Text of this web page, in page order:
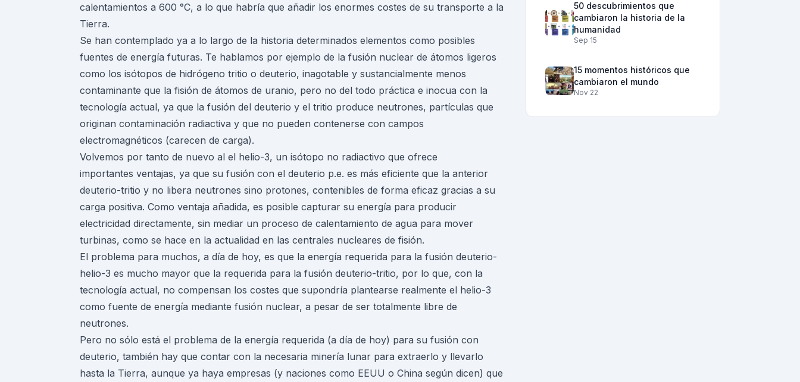
calentamientos a 600 °C, a lo que habría que añadir los enormes costes de su transporte a la
Tierra.
Se han contemplado ya a lo largo de la historia determinados elementos como posibles
fuentes de energía futuras. Te hablamos por ejemplo de la fusión nuclear de átomos ligeros
como los isótopos de hidrógeno tritio o deuterio, inagotable y sustancialmente menos
contaminante que la fisión de átomos de uranio, pero no del todo práctica e inocua con la
tecnología actual, ya que la fusión del deuterio y el tritio produce neutrones, partículas que
originan contaminación radiactiva y que no pueden contenerse con campos
electromagnéticos (carecen de carga).
Volvemos por tanto de nuevo al el helio-3, un isótopo no radiactivo que ofrece
importantes ventajas, ya que su fusión con el deuterio p.e. es más eficiente que la anterior
deuterio-tritio y no libera neutrones sino protones, contenibles de forma eficaz gracias a su
carga positiva. Como ventaja añadida, es posible capturar su energía para producir
electricidad directamente, sin mediar un proceso de calentamiento de agua para mover
turbinas, como se hace en la actualidad en las centrales nucleares de fisión.
El problema para muchos, a día de hoy, es que la energía requerida para la fusión deuterio-
helio-3 es mucho mayor que la requerida para la fusión deuterio-tritio, por lo que, con la
tecnología actual, no compensan los costes que supondría plantearse realmente el helio-3
como fuente de energía mediante fusión nuclear, a pesar de ser totalmente libre de
neutrones.
Pero no sólo está el problema de la energía requerida (a día de hoy) para su fusión con
deuterio, también hay que contar con la necesaria minería lunar para extraerlo y llevarlo
hasta la Tierra, aunque ya haya empresas (y naciones como EEUU o China según dicen) que
50 descubrimientos que
cambiaron la historia de la
humanidad
Sep 15
15 momentos históricos que
cambiaron el mundo
Nov 22